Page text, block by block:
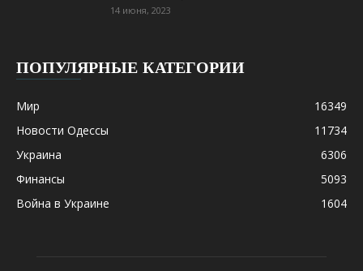
14 июня, 2023
ПОПУЛЯРНЫЕ КАТЕГОРИИ
Мир
16349
Новости Одессы
11734
Украина
6306
Финансы
5093
Война в Украине
1604